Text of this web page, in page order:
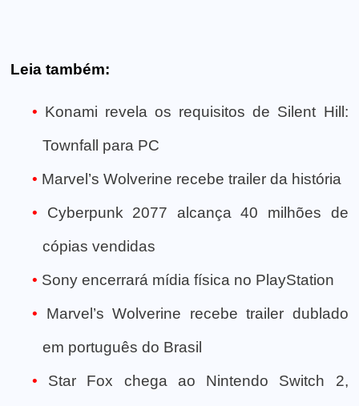
Leia também:
Konami revela os requisitos de Silent Hill:
Townfall para PC
Marvel’s Wolverine recebe trailer da história
Cyberpunk 2077 alcança 40 milhões de
cópias vendidas
Sony encerrará mídia física no PlayStation
Marvel’s Wolverine recebe trailer dublado
em português do Brasil
Star Fox chega ao Nintendo Switch 2,